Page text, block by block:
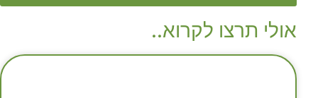
אולי תרצו לקרוא..